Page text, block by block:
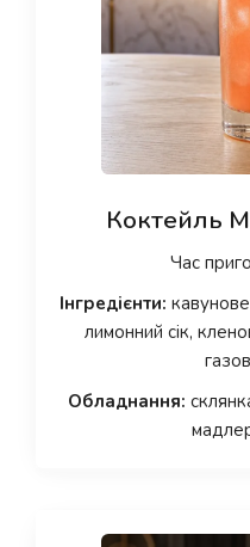
Коктейль
Час
Інгредієнти:
лимонний сік,
Обладнання: